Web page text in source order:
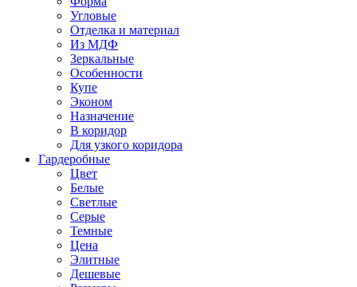
Угловые
Отделка и материал
Из МДФ
Зеркальные
Особенности
Купе
Эконом
Назначение
В коридор
Для узкого коридора
Гардеробные
Цвет
Белые
Светлые
Серые
Темные
Цена
Элитные
Дешевые